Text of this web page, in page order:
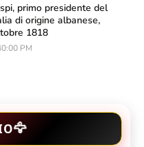
primo presidente del
di origine albanese,
1818
PM
🦅